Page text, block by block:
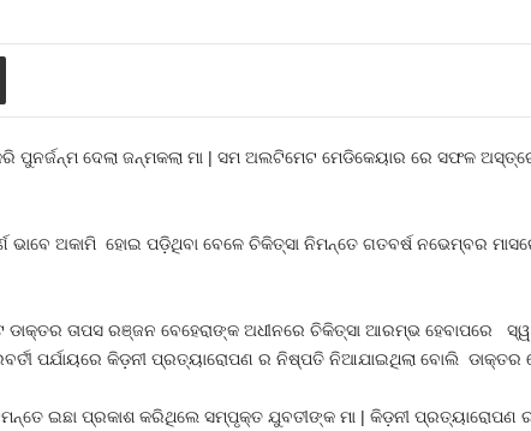
ଦେଲା ଜନ୍ମକଲା ମା | ସମ ଅଲଟିମେଟ ମେଡିକେୟାର ରେ ସଫଳ
ଅକାମି ହୋଇ ପଡ଼ିଥିବା ବେଳେ ଚିକିତ୍ସା ନିମନ୍ତେ ଗତବର୍ଷ ନଭେମ୍ବର
ତାପସ ରଞ୍ଜନ ବେହେରାଙ୍କ ଅଧୀନରେ ଚିକିତ୍ସା ଆରମ୍ଭ ହେବାପରେ
ପର୍ଯାୟରେ କିଡ଼ନୀ ପ୍ରତ୍ୟାରୋପଣ ର ନିଷ୍ପତି ନିଆଯାଇଥିଲା ବୋଲି ଡାକ୍ତର
ଇଛା ପ୍ରକାଶ କରିଥିଲେ ସମ୍ପୃକ୍ତ ଯୁବତୀଙ୍କ ମା | କିଡ଼ନୀ